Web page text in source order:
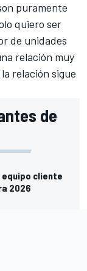
puramente
quiero ser
de unidades
relación muy
relación sigue
de
equipo cliente
2026